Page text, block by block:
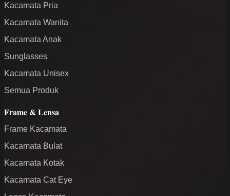
Kacamata Pria
Kacamata Wanita
Kacamata Anak
Sunglasses
Kacamata Unisex
Semua Produk
Frame & Lensa
Frame Kacamata
Kacamata Bulat
Kacamata Kotak
Kacamata Cat Eye